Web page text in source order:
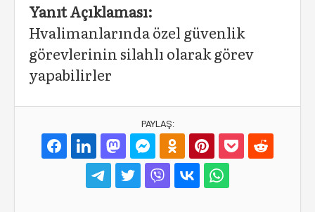
Yanıt Açıklaması:
Hvalimanlarında özel güvenlik
görevlerinin silahlı olarak görev
yapabilirler
PAYLAŞ: